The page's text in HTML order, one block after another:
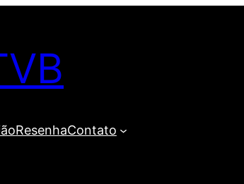
ResenhaContato